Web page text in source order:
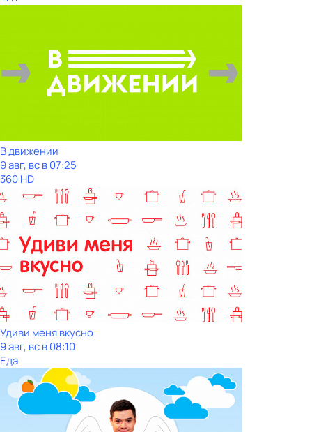
В движении
9 авг, вс в 07:25
360 HD
Удиви меня вкусно
9 авг, вс в 08:10
Еда